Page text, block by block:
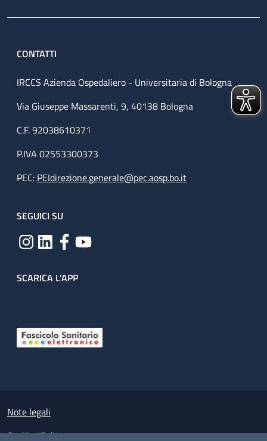
CONTATTI
IRCCS Azienda Ospedaliero - Universitaria di Bologna
Via Giuseppe Massarenti, 9, 40138 Bologna
C.F. 92038610371
P.IVA 02553300373
PEC: PEIdirezione.generale@pec.aosp.bo.it
SEGUICI SU
SCARICA L'APP
Small prints
Note legali
Cookies Policy